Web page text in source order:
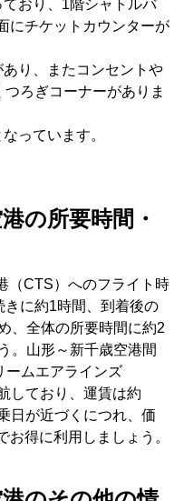
おり、1階シャトルバ
にチケットカウンターが
り、またコンセントや
ろぎコーナーがありま
っています。
の所要時間・
（CTS）へのフライト時
きに約1時間、到着後の
、全体の所要時間に約2
。山形～新千歳空港間
ームエアラインズ
しており、運賃は約
日が近づくにつれ、価
得に利用しましょう。